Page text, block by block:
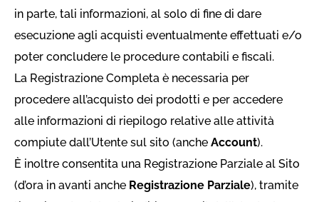
in parte, tali informazioni, al solo di fine di dare
esecuzione agli acquisti eventualmente effettuati e/o
poter concludere le procedure contabili e fiscali.
La Registrazione Completa è necessaria per
procedere all’acquisto dei prodotti e per accedere
alle informazioni di riepilogo relative alle attività
compiute dall’Utente sul sito (anche Account).
È inoltre consentita una Registrazione Parziale al Sito
(d’ora in avanti anche Registrazione Parziale), tramite